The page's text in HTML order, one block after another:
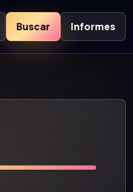
Buscar Informes